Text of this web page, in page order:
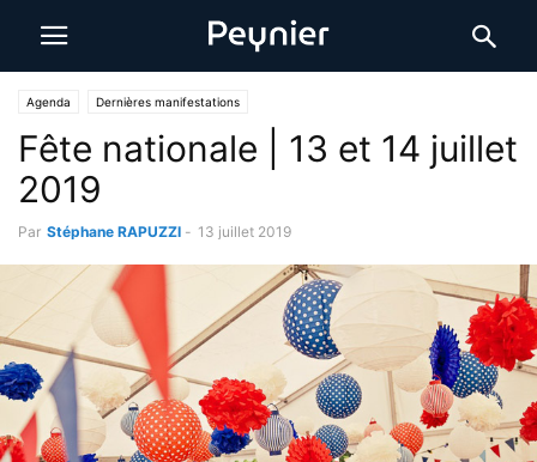
Agenda Dernières manifestations
Fête nationale | 13 et 14 juillet
2019
Par Stéphane RAPUZZI - 13 juillet 2019